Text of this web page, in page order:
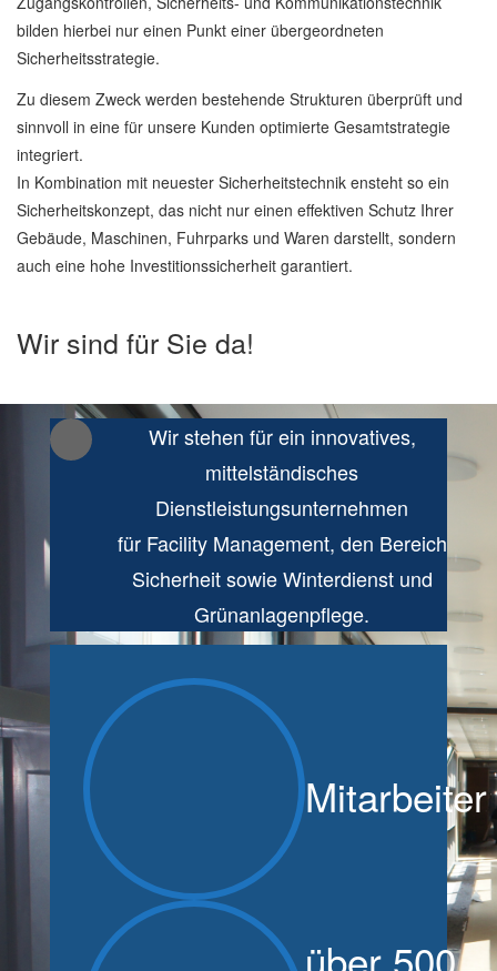
bilden hierbei nur einen Punkt einer übergeordneten
Sicherheitsstrategie.
Zu diesem Zweck werden bestehende Strukturen überprüft und
sinnvoll in eine für unsere Kunden optimierte Gesamtstrategie
integriert.
In Kombination mit neuester Sicherheitstechnik ensteht so ein
Sicherheitskonzept, das nicht nur einen effektiven Schutz Ihrer
Gebäude, Maschinen, Fuhrparks und Waren darstellt, sondern
auch eine hohe Investitionssicherheit garantiert.
Wir sind für Sie da!
Wir stehen für ein innovatives,
mittelständisches
Dienstleistungsunternehmen
für Facility Management, den Bereich
Sicherheit sowie Winterdienst und
Grünanlagenpflege.
Mitarbeiter
über 500